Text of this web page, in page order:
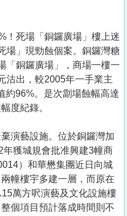
！死場「銅鑼廣場」樓上迷
場」現勁蝕個案。銅鑼灣糖
「銅鑼廣場」，商場一樓一
沽出，較2005年一手業主
約96%。是次劏場蝕幅高達
度紀錄。
演藝設施。位於銅鑼灣加
獲城規會批准興建3幢商
）和華懋集團近日向城
幢樓宇多建一層，而原在
萬方呎演藝及文化設施樓
個項目預計落成時間則不